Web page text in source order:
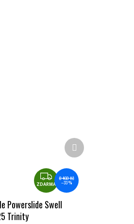
ZDARMA
ZDARMA
8 460 Kč
–33 %
Powerslide Swell
Trinity
Další produkt